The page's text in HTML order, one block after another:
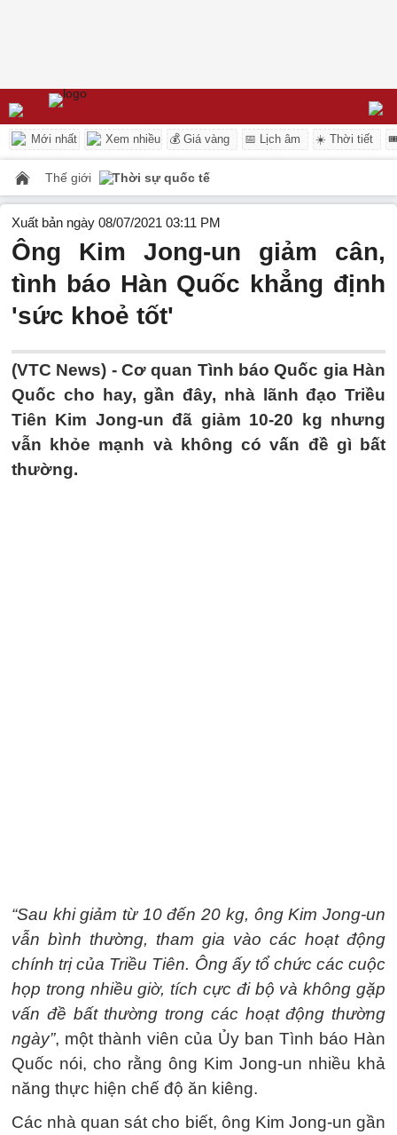
Mới nhất Xem nhiều 💰 Giá vàng 📅 Lịch âm ☀️ Thời tiết
Thế giới Thời sự quốc tế
Xuất bản ngày 08/07/2021 03:11 PM
Ông Kim Jong-un giảm cân,
tình báo Hàn Quốc khẳng định
'sức khoẻ tốt'
(VTC News) - Cơ quan Tình báo Quốc gia Hàn
Quốc cho hay, gần đây, nhà lãnh đạo Triều
Tiên Kim Jong-un đã giảm 10-20 kg nhưng
vẫn khỏe mạnh và không có vấn đề gì bất
thường.
“Sau khi giảm từ 10 đến 20 kg, ông Kim Jong-un
vẫn bình thường, tham gia vào các hoạt động
chính trị của Triều Tiên. Ông ấy tổ chức các cuộc
họp trong nhiều giờ, tích cực đi bộ và không gặp
vấn đề bất thường trong các hoạt động thường
ngày”, một thành viên của Ủy ban Tình báo Hàn
Quốc nói, cho rằng ông Kim Jong-un nhiều khả
năng thực hiện chế độ ăn kiêng.
Các nhà quan sát cho biết, ông Kim Jong-un gần